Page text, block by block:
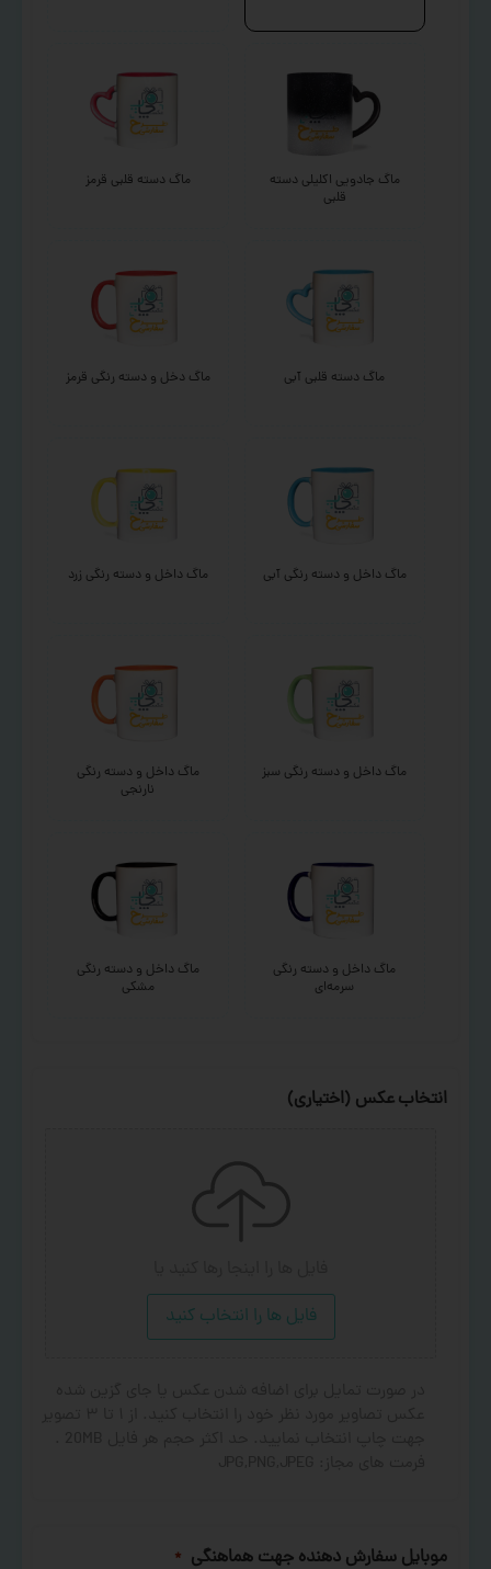
ماگ جادویی اکلیلی دسته
قلبی
ماگ دسته قلبی قرمز
ماگ دسته قلبی آبی ماگ دخل و دسته رنگی قرمز
ماگ داخل و دسته رنگی آبی ماگ داخل و دسته رنگی زرد
ماگ داخل و دسته رنگی سبز
ماگ داخل و دسته رنگی
نارنجی
ماگ داخل و دسته رنگی
سرمه‌ای
ماگ داخل و دسته رنگی
مشکی
انتخاب عکس (اختیاری)
فایل ها را انتخاب کنید
موبایل سفارش دهنده جهت هماهنگی *